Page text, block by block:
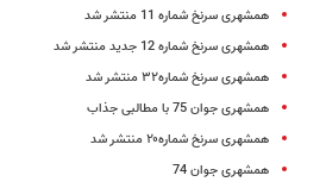
همشهری سرنخ شماره 11 منتشر شد
همشهری سرنخ شماره 12 جدید منتشر شد
همشهری سرنخ شماره۳۲ منتشر شد
همشهری جوان 75 با مطالبی جذاب
همشهری سرنخ شماره۲۰ منتشر شد
همشهری جوان 74